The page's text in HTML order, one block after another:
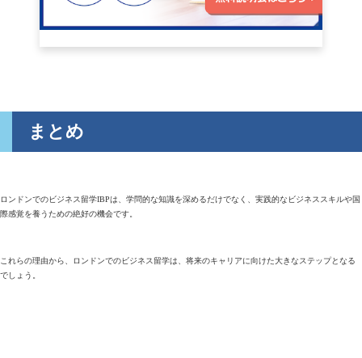
まとめ
ロンドンでのビジネス留学IBPは、学問的な知識を深めるだけでなく、実践的なビジネススキルや国
際感覚を養うための絶好の機会です。
これらの理由から、ロンドンでのビジネス留学は、将来のキャリアに向けた大きなステップとなる
でしょう。